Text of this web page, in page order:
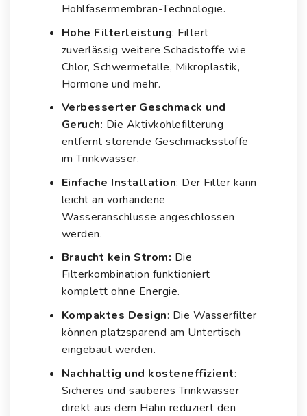
Hohlfasermembran-Technologie.
Hohe Filterleistung: Filtert
zuverlässig weitere Schadstoffe wie
Chlor, Schwermetalle, Mikroplastik,
Hormone und mehr.
Verbesserter Geschmack und
Geruch: Die Aktivkohlefilterung
entfernt störende Geschmacksstoffe
im Trinkwasser.
Einfache Installation: Der Filter kann
leicht an vorhandene
Wasseranschlüsse angeschlossen
werden.
Braucht kein Strom: Die
Filterkombination funktioniert
komplett ohne Energie.
Kompaktes Design: Die Wasserfilter
können platzsparend am Untertisch
eingebaut werden.
Nachhaltig und kosteneffizient:
Sicheres und sauberes Trinkwasser
direkt aus dem Hahn reduziert den